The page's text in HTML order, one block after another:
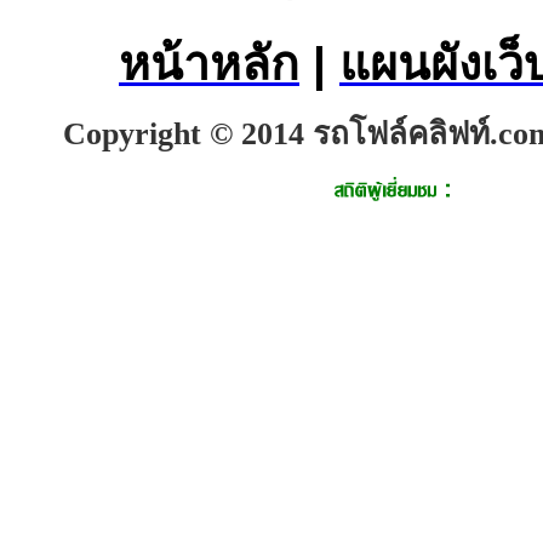
หน้าหลัก | แผนผังเ
Copyright © 2014 รถโฟล์คลิฟท์